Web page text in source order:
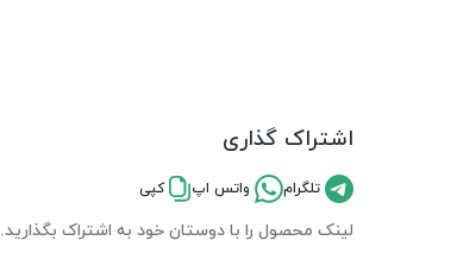
اشتراک گذاری
تلگرام واتس اپ کپی
لینک محصول را با دوستان خود به اشتراک بگذارید.